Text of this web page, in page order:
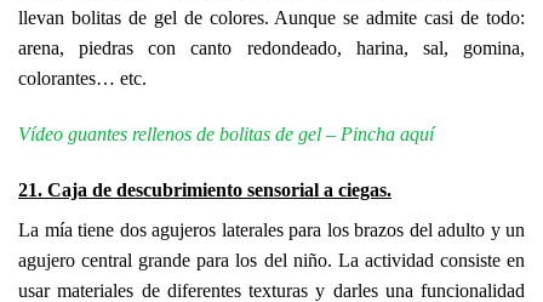
llevan bolitas de gel de colores. Aunque se admite casi de todo:
arena, piedras con canto redondeado, harina, sal, gomina,
colorantes… etc.
Vídeo guantes rellenos de bolitas de gel – Pincha aquí
21. Caja de descubrimiento sensorial a ciegas.
La mía tiene dos agujeros laterales para los brazos del adulto y un
agujero central grande para los del niño. La actividad consiste en
usar materiales de diferentes texturas y darles una funcionalidad